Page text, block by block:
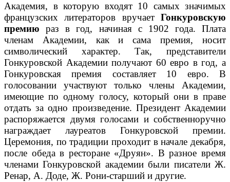
Академия, в которую входят 10 самых значимых
французских литераторов вручает Гонкуровскую
премию раз в год, начиная с 1902 года. Плата
членам Академии, как и сама премия, носит
символический характер. Так, представители
Гонкуровской Академии получают 60 евро в год, а
Гонкуровская премия составляет 10 евро. В
голосовании участвуют только члены Академии,
имеющие по одному голосу, который они в праве
отдать за одно произведение. Президент Академии
распоряжается двумя голосами и собственноручно
награждает лауреатов Гонкуровской премии.
Церемония, по традиции проходит в начале декабря,
после обеда в ресторане «Друян». В разное время
членами Гонкуровской академии были писатели Ж.
Ренар, А. Доде, Ж. Рони-старший и другие.